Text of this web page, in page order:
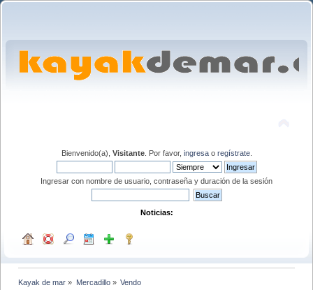
Bienvenido(a), Visitante. Por favor, ingresao regístrate.
Ingresar con nombre de usuario, contraseña y duración de la sesión
Noticias:
Kayak de mar » Mercadillo» Vendo